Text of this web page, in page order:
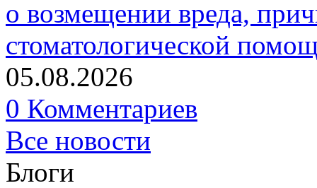
о возмещении вреда,
стоматологической
05.08.2026
0 Комментариев
Все новости
Блоги